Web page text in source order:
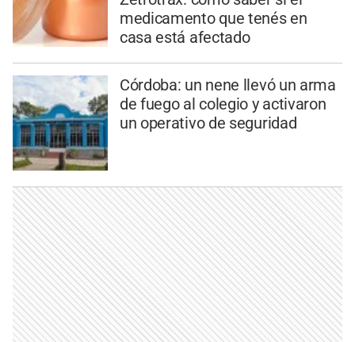
medicamento que tenés en
casa está afectado
Córdoba: un nene llevó un arma
de fuego al colegio y activaron
un operativo de seguridad